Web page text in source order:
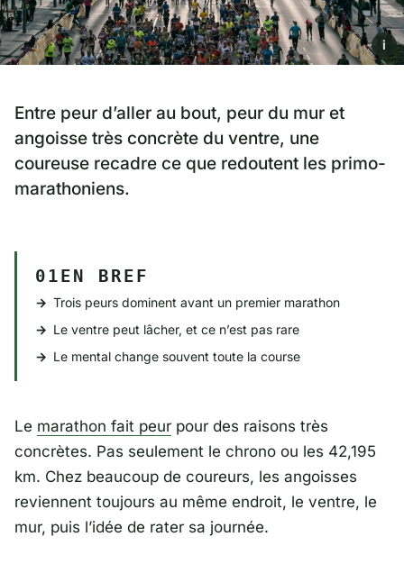
i
Entre peur d’aller au bout, peur du mur et
angoisse très concrète du ventre, une
coureuse recadre ce que redoutent les primo-
marathoniens.
01EN BREF
Trois peurs dominent avant un premier marathon
Le ventre peut lâcher, et ce n’est pas rare
Le mental change souvent toute la course
Le marathon fait peur pour des raisons très
concrètes. Pas seulement le chrono ou les 42,195
km. Chez beaucoup de coureurs, les angoisses
reviennent toujours au même endroit, le ventre, le
mur, puis l’idée de rater sa journée.